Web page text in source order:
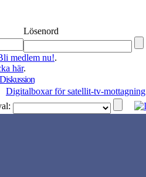
Lösenord
medlem nu!.
här.
Diskussion
Digitalboxar för satellit-tv-mottagning